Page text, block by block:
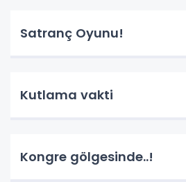
Satranç Oyunu!
Kutlama vakti
Kongre gölgesinde..!